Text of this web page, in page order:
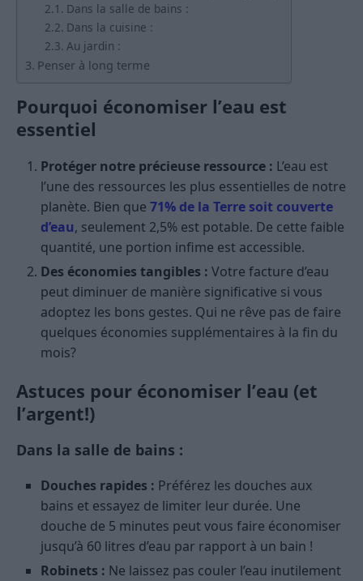
Dans la salle de bains :
Dans la cuisine :
Au jardin :
Penser à long terme
Pourquoi économiser l’eau est
essentiel
Protéger notre précieuse ressource : L’eau est
l’une des ressources les plus essentielles de notre
planète. Bien que 71% de la Terre soit couverte
d’eau, seulement 2,5% est potable. De cette faible
quantité, une portion infime est accessible.
Des économies tangibles : Votre facture d’eau
peut diminuer de manière significative si vous
adoptez les bons gestes. Qui ne rêve pas de faire
quelques économies supplémentaires à la fin du
mois?
Astuces pour économiser l’eau (et
l’argent!)
Dans la salle de bains :
Douches rapides : Préférez les douches aux
bains et essayez de limiter leur durée. Une
douche de 5 minutes peut vous faire économiser
jusqu’à 60 litres d’eau par rapport à un bain !
Robinets : Ne laissez pas couler l’eau inutilement